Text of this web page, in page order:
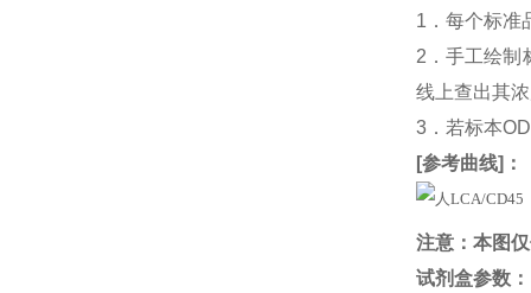
1．每个标准
2．手工绘制
线上查出其
3．若标本
[参考曲线]：
注意：本图
试剂盒参数 ：